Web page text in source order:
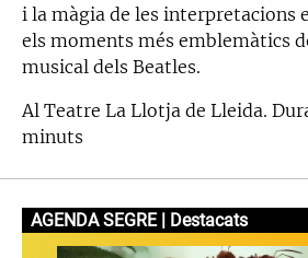
i la màgia de les interpretacions
els moments més emblemàtics
musical dels Beatles.
Al Teatre La Llotja de Lleida.
minuts
AGENDA SEGRE | Destacats